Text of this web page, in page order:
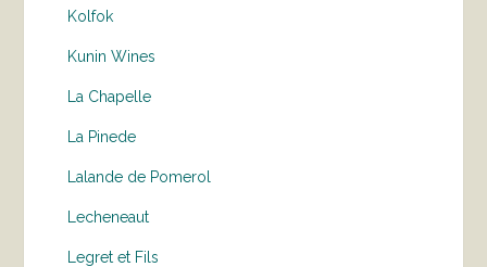
Kolfok
Kunin Wines
La Chapelle
La Pinede
Lalande de Pomerol
Lecheneaut
Legret et Fils